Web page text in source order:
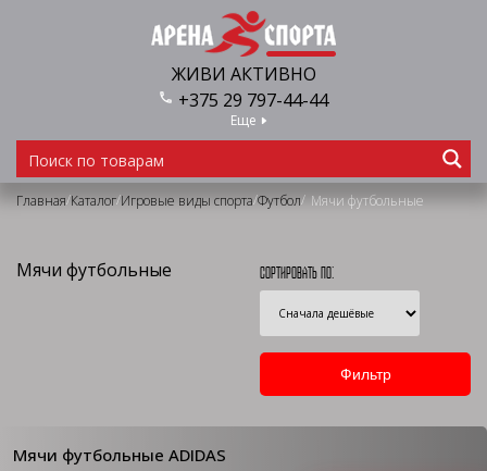
ЖИВИ АКТИВНО
+375 29 797-44-44
Еще
Главная/Каталог/Игровые виды спорта/Футбол/ Мячи футбольные
Мячи футбольные Сортировать по:
Мячи футбольные ADIDAS